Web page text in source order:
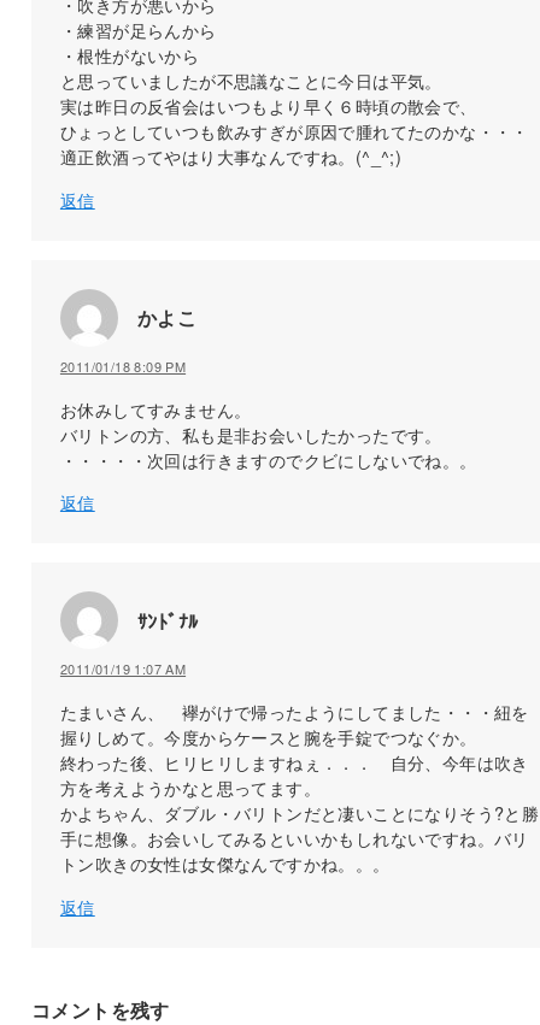
・練習が足らんから
・根性がないから
と思っていましたが不思議なことに今日は平気。
実は昨日の反省会はいつもより早く６時頃の散会で、
ひょっとしていつも飲みすぎが原因で腫れてたのかな・・・
適正飲酒ってやはり大事なんですね。(^_^;)
返信
かよこ
2011/01/18 8:09 PM
お休みしてすみません。
バリトンの方、私も是非お会いしたかったです。
・・・・・次回は行きますのでクビにしないでね。。
返信
ｻﾝﾄﾞﾅﾙ
2011/01/19 1:07 AM
たまいさん、 襷がけで帰ったようにしてました・・・紐を
握りしめて。今度からケースと腕を手錠でつなぐか。
終わった後、ヒリヒリしますねぇ．．． 自分、今年は吹き
方を考えようかなと思ってます。
かよちゃん、ダブル・バリトンだと凄いことになりそう?と勝
手に想像。お会いしてみるといいかもしれないですね。バリ
トン吹きの女性は女傑なんですかね。。。
返信
コメントを残す